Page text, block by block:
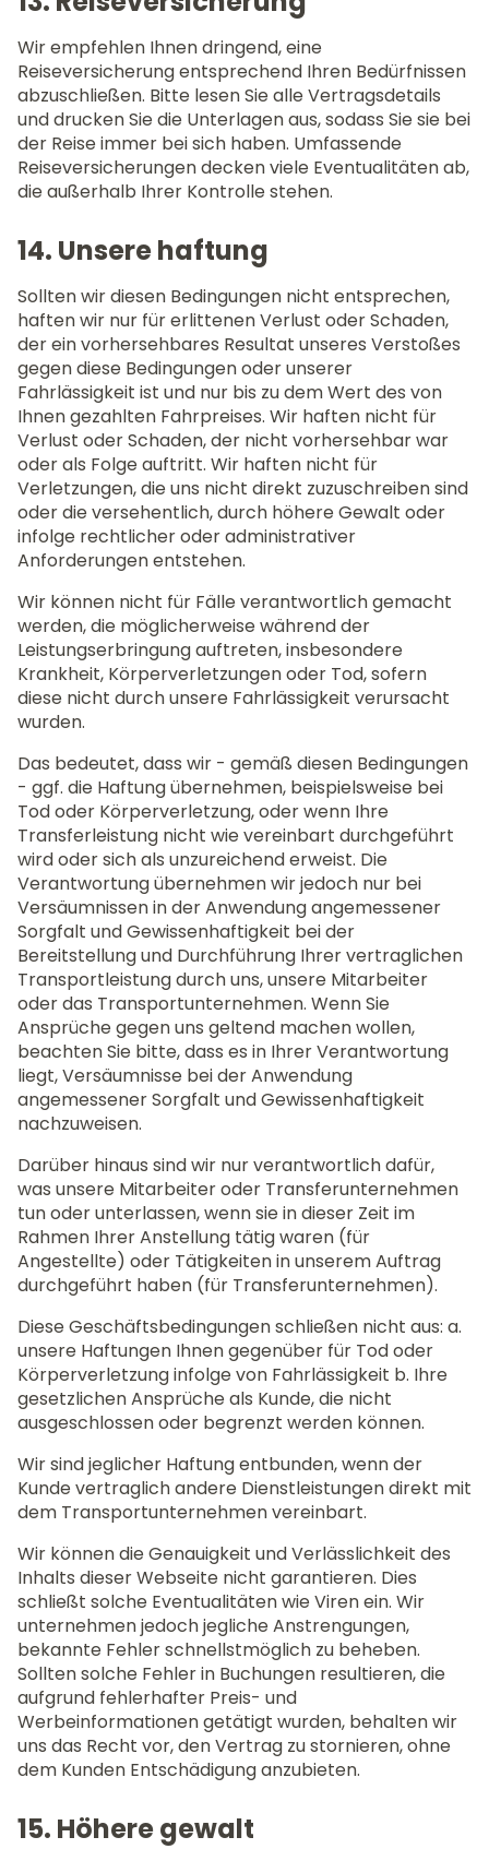
Wir empfehlen Ihnen dringend, eine
Reiseversicherung entsprechend Ihren Bedürfnissen
abzuschließen. Bitte lesen Sie alle Vertragsdetails
und drucken Sie die Unterlagen aus, sodass Sie sie bei
der Reise immer bei sich haben. Umfassende
Reiseversicherungen decken viele Eventualitäten ab,
die außerhalb Ihrer Kontrolle stehen.
14. Unsere haftung
Sollten wir diesen Bedingungen nicht entsprechen,
haften wir nur für erlittenen Verlust oder Schaden,
der ein vorhersehbares Resultat unseres Verstoßes
gegen diese Bedingungen oder unserer
Fahrlässigkeit ist und nur bis zu dem Wert des von
Ihnen gezahlten Fahrpreises. Wir haften nicht für
Verlust oder Schaden, der nicht vorhersehbar war
oder als Folge auftritt. Wir haften nicht für
Verletzungen, die uns nicht direkt zuzuschreiben sind
oder die versehentlich, durch höhere Gewalt oder
infolge rechtlicher oder administrativer
Anforderungen entstehen.
Wir können nicht für Fälle verantwortlich gemacht
werden, die möglicherweise während der
Leistungserbringung auftreten, insbesondere
Krankheit, Körperverletzungen oder Tod, sofern
diese nicht durch unsere Fahrlässigkeit verursacht
wurden.
Das bedeutet, dass wir - gemäß diesen Bedingungen
- ggf. die Haftung übernehmen, beispielsweise bei
Tod oder Körperverletzung, oder wenn Ihre
Transferleistung nicht wie vereinbart durchgeführt
wird oder sich als unzureichend erweist. Die
Verantwortung übernehmen wir jedoch nur bei
Versäumnissen in der Anwendung angemessener
Sorgfalt und Gewissenhaftigkeit bei der
Bereitstellung und Durchführung Ihrer vertraglichen
Transportleistung durch uns, unsere Mitarbeiter
oder das Transportunternehmen. Wenn Sie
Ansprüche gegen uns geltend machen wollen,
beachten Sie bitte, dass es in Ihrer Verantwortung
liegt, Versäumnisse bei der Anwendung
angemessener Sorgfalt und Gewissenhaftigkeit
nachzuweisen.
Darüber hinaus sind wir nur verantwortlich dafür,
was unsere Mitarbeiter oder Transferunternehmen
tun oder unterlassen, wenn sie in dieser Zeit im
Rahmen Ihrer Anstellung tätig waren (für
Angestellte) oder Tätigkeiten in unserem Auftrag
durchgeführt haben (für Transferunternehmen).
Diese Geschäftsbedingungen schließen nicht aus: a.
unsere Haftungen Ihnen gegenüber für Tod oder
Körperverletzung infolge von Fahrlässigkeit b. Ihre
gesetzlichen Ansprüche als Kunde, die nicht
ausgeschlossen oder begrenzt werden können.
Wir sind jeglicher Haftung entbunden, wenn der
Kunde vertraglich andere Dienstleistungen direkt mit
dem Transportunternehmen vereinbart.
Wir können die Genauigkeit und Verlässlichkeit des
Inhalts dieser Webseite nicht garantieren. Dies
schließt solche Eventualitäten wie Viren ein. Wir
unternehmen jedoch jegliche Anstrengungen,
bekannte Fehler schnellstmöglich zu beheben.
Sollten solche Fehler in Buchungen resultieren, die
aufgrund fehlerhafter Preis- und
Werbeinformationen getätigt wurden, behalten wir
uns das Recht vor, den Vertrag zu stornieren, ohne
dem Kunden Entschädigung anzubieten.
15. Höhere gewalt